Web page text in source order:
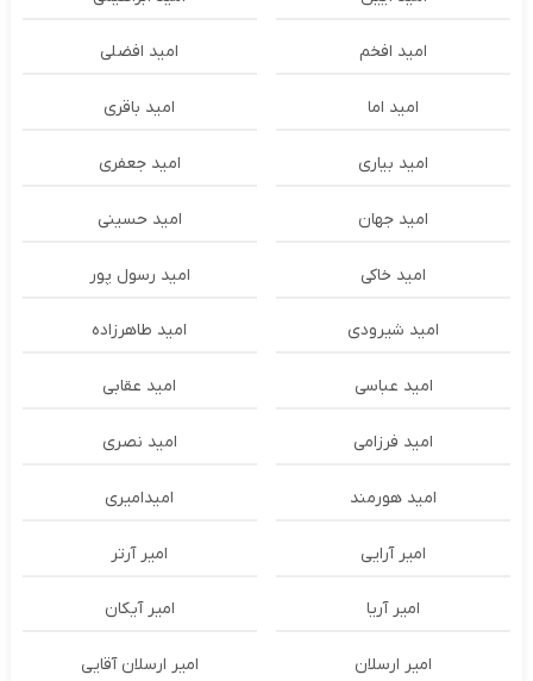
امید افخم امید افضلی
امید اما امید باقری
امید بیاری امید جعفری
امید جهان امید حسینی
امید خاکی امید رسول پور
امید شیرودی امید طاهرزاده
امید عباسی امید عقابی
امید فرزامی امید نصری
امید هورمند امیدامیری
امیر آرایی امیر آرتر
امیر آریا امیر آیکان
امیر ارسلان امیر ارسلان آقایی